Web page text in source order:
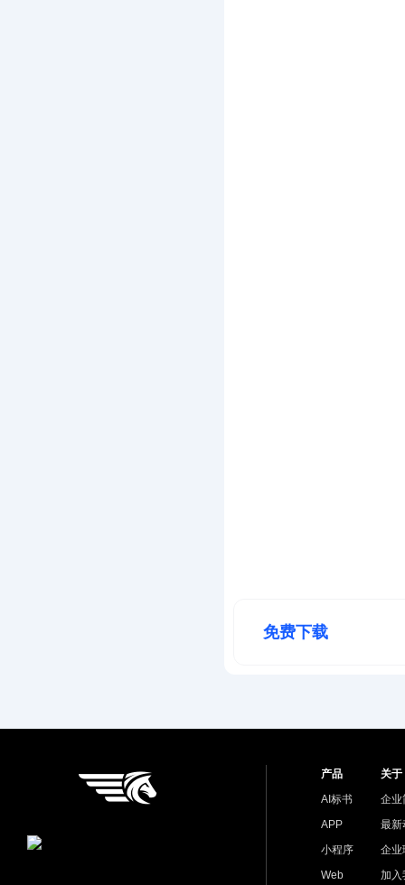
免费下载
产品
AI标书
APP
小程序
Web
关于
企业
最新
企业
加入